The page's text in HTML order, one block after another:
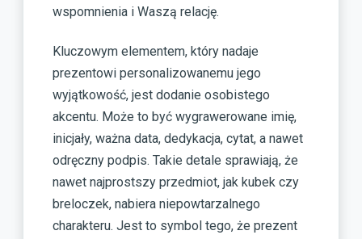
wspomnienia i Waszą relację.
Kluczowym elementem, który nadaje
prezentowi personalizowanemu jego
wyjątkowość, jest dodanie osobistego
akcentu. Może to być wygrawerowane imię,
inicjały, ważna data, dedykacja, cytat, a nawet
odręczny podpis. Takie detale sprawiają, że
nawet najprostszy przedmiot, jak kubek czy
breloczek, nabiera niepowtarzalnego
charakteru. Jest to symbol tego, że prezent